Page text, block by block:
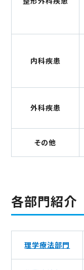
内科疾患
外科疾患
その他
各部門紹介
理学療法部門